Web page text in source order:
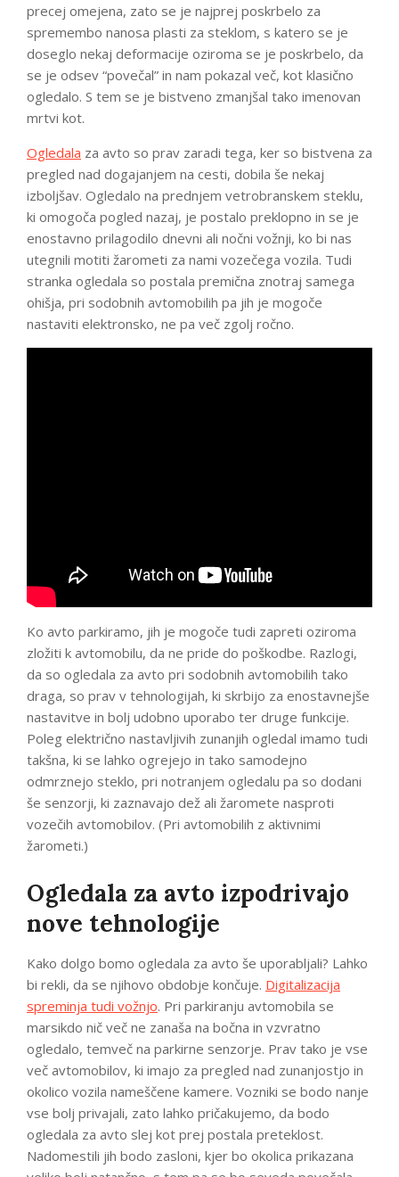
precej omejena, zato se je najprej poskrbelo za
spremembo nanosa plasti za steklom, s katero se je
doseglo nekaj deformacije oziroma se je poskrbelo, da
se je odsev “povečal” in nam pokazal več, kot klasično
ogledalo. S tem se je bistveno zmanjšal tako imenovan
mrtvi kot.
Ogledala za avto so prav zaradi tega, ker so bistvena za
pregled nad dogajanjem na cesti, dobila še nekaj
izboljšav. Ogledalo na prednjem vetrobranskem steklu,
ki omogoča pogled nazaj, je postalo preklopno in se je
enostavno prilagodilo dnevni ali nočni vožnji, ko bi nas
utegnili motiti žarometi za nami vozečega vozila. Tudi
stranka ogledala so postala premična znotraj samega
ohišja, pri sodobnih avtomobilih pa jih je mogoče
nastaviti elektronsko, ne pa več zgolj ročno.
Ko avto parkiramo, jih je mogoče tudi zapreti oziroma
zložiti k avtomobilu, da ne pride do poškodbe. Razlogi,
da so ogledala za avto pri sodobnih avtomobilih tako
draga, so prav v tehnologijah, ki skrbijo za enostavnejše
nastavitve in bolj udobno uporabo ter druge funkcije.
Poleg električno nastavljivih zunanjih ogledal imamo tudi
takšna, ki se lahko ogrejejo in tako samodejno
odmrznejo steklo, pri notranjem ogledalu pa so dodani
še senzorji, ki zaznavajo dež ali žaromete nasproti
vozečih avtomobilov. (Pri avtomobilih z aktivnimi
žarometi.)
Ogledala za avto izpodrivajo
nove tehnologije
Kako dolgo bomo ogledala za avto še uporabljali? Lahko
bi rekli, da se njihovo obdobje končuje. Digitalizacija
spreminja tudi vožnjo. Pri parkiranju avtomobila se
marsikdo nič več ne zanaša na bočna in vzvratno
ogledalo, temveč na parkirne senzorje. Prav tako je vse
več avtomobilov, ki imajo za pregled nad zunanjostjo in
okolico vozila nameščene kamere. Vozniki se bodo nanje
vse bolj privajali, zato lahko pričakujemo, da bodo
ogledala za avto slej kot prej postala preteklost.
Nadomestili jih bodo zasloni, kjer bo okolica prikazana